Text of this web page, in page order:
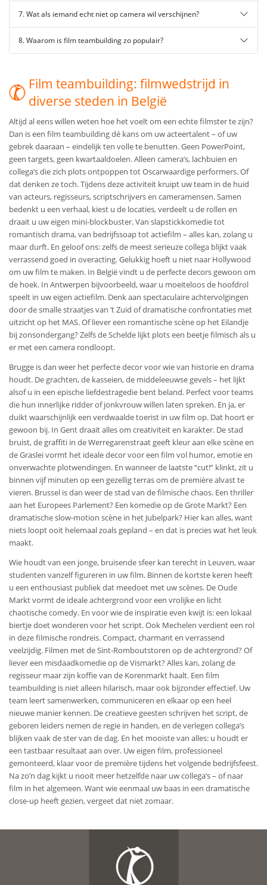
7. Wat als iemand echt niet op camera wil verschijnen?
8. Waarom is film teambuilding zo populair?
Film teambuilding: filmwedstrijd in
diverse steden in België
Altijd al eens willen weten hoe het voelt om een echte filmster te zijn?
Dan is een film teambuilding dé kans om uw acteertalent – of uw
gebrek daaraan – eindelijk ten volle te benutten. Geen PowerPoint,
geen targets, geen kwartaaldoelen. Alleen camera’s, lachbuien en
collega’s die zich plots ontpoppen tot Oscarwaardige performers. Of
dat denken ze toch. Tijdens deze activiteit kruipt uw team in de huid
van acteurs, regisseurs, scriptschrijvers en cameramensen. Samen
bedenkt u een verhaal, kiest u de locaties, verdeelt u de rollen en
draait u uw eigen mini-blockbuster. Van slapstickkomedie tot
romantisch drama, van bedrijfssoap tot actiefilm – alles kan, zolang u
maar durft. En geloof ons: zelfs de meest serieuze collega blijkt vaak
verrassend goed in overacting. Gelukkig hoeft u niet naar Hollywood
om uw film te maken. In België vindt u de perfecte decors gewoon om
de hoek. In Antwerpen bijvoorbeeld, waar u moeiteloos de hoofdrol
speelt in uw eigen actiefilm. Denk aan spectaculaire achtervolgingen
door de smalle straatjes van ’t Zuid of dramatische confrontaties met
uitzicht op het MAS. Of liever een romantische scène op het Eilandje
bij zonsondergang? Zelfs de Schelde lijkt plots een beetje filmisch als u
er met een camera rondloopt.
Brugge is dan weer het perfecte decor voor wie van historie en drama
houdt. De grachten, de kasseien, de middeleeuwse gevels – het lijkt
alsof u in een epische liefdestragedie bent beland. Perfect voor teams
die hun innerlijke ridder of jonkvrouw willen laten spreken. En ja, er
duikt waarschijnlijk een verdwaalde toerist in uw film op. Dat hoort er
gewoon bij. In Gent draait alles om creativiteit en karakter. De stad
bruist, de graffiti in de Werregarenstraat geeft kleur aan elke scène en
de Graslei vormt het ideale decor voor een film vol humor, emotie en
onverwachte plotwendingen. En wanneer de laatste “cut!” klinkt, zit u
binnen vijf minuten op een gezellig terras om de première alvast te
vieren. Brussel is dan weer de stad van de filmische chaos. Een thriller
aan het Europees Parlement? Een komedie op de Grote Markt? Een
dramatische slow-motion scène in het Jubelpark? Hier kan alles, want
niets loopt ooit helemaal zoals gepland – en dat is precies wat het leuk
maakt.
Wie houdt van een jonge, bruisende sfeer kan terecht in Leuven, waar
studenten vanzelf figureren in uw film. Binnen de kortste keren heeft
u een enthousiast publiek dat meedoet met uw scènes. De Oude
Markt vormt de ideale achtergrond voor een vrolijke en licht
chaotische comedy. En voor wie de inspiratie even kwijt is: een lokaal
biertje doet wonderen voor het script. Ook Mechelen verdient een rol
in deze filmische rondreis. Compact, charmant en verrassend
veelzijdig. Filmen met de Sint-Romboutstoren op de achtergrond? Of
liever een misdaadkomedie op de Vismarkt? Alles kan, zolang de
regisseur maar zijn koffie van de Korenmarkt haalt. Een film
teambuilding is niet alleen hilarisch, maar ook bijzonder effectief. Uw
team leert samenwerken, communiceren en elkaar op een heel
nieuwe manier kennen. De creatieve geesten schrijven het script, de
geboren leiders nemen de regie in handen, en de verlegen collega’s
blijken vaak de ster van de dag. En het mooiste van alles: u houdt er
een tastbaar resultaat aan over. Uw eigen film, professioneel
gemonteerd, klaar voor de première tijdens het volgende bedrijfsfeest.
Na zo’n dag kijkt u nooit meer hetzelfde naar uw collega’s – of naar
film in het algemeen. Want wie eenmaal uw baas in een dramatische
close-up heeft gezien, vergeet dat niet zomaar.